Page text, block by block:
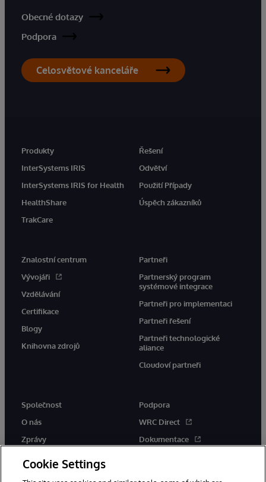
Obecné dotazy
Podpora
Celosvětové kanceláře
Produkty
InterSystems IRIS
InterSystems IRIS for Health
HealthShare
TrakCare
Řešení
Odvětví
Použití Případy
Úspěch zákazníků
Znalostní centrum
Vývojáři
Vzdělávání
Certifikace
Blogy
Knihovna zdrojů
Partneři
Partnerský program
systémové integrace
Partneři pro implementaci
Partneři řešení
Partneři technologické
aliance
Cloudoví partneři
Společnost
O nás
Zprávy
Podpora
WRC Direct
Dokumentace
Cookie Settings